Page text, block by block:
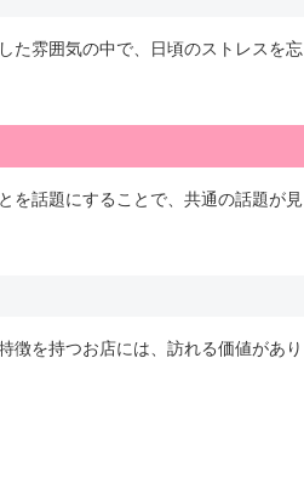
た雰囲気の中で、日頃のストレスを忘
を話題にすることで、共通の話題が見
徴を持つお店には、訪れる価値があり